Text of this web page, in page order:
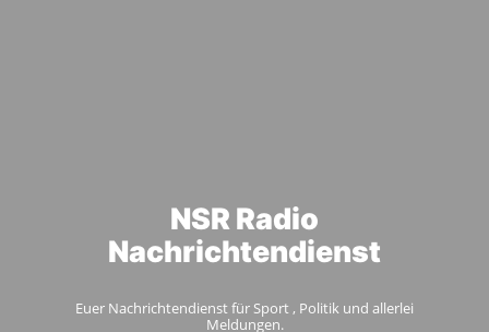
NSR Radio
Nachrichtendienst
Euer Nachrichtendienst für Sport , Politik und allerlei
Meldungen.